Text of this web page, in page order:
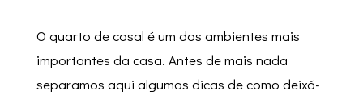
O quarto de casal é um dos ambientes mais
importantes da casa. Antes de mais nada
separamos aqui algumas dicas de como deixá-